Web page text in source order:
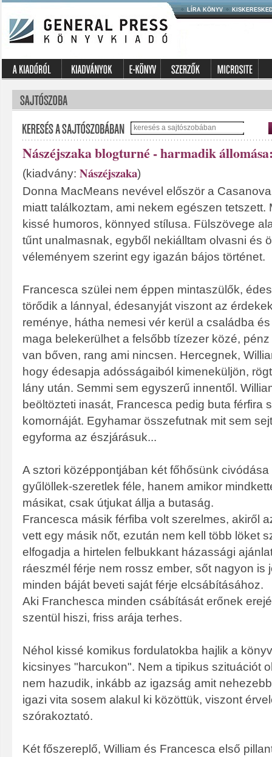
LÍRA KÖNYV
Nászéjszaka blogturné - harmadik
(kiadvány: Nászéjszaka)
Donna MacMeans nevével először a
miatt találkoztam, ami nekem egészen tetszett.
kissé humoros, könnyed stílusa. Fülszövege
tűnt unalmasnak, egyből nekiálltam olvasni és
véleményem szerint egy igazán bájos történet.
Francesca szülei nem éppen mintaszülők,
törődik a lánnyal, édesanyját viszont az
reménye, hátha nemesi vér kerül a családba
maga belekerülhet a felsőbb tízezer közé,
van bőven, rang ami nincsen. Hercegnek,
hogy édesapja adósságaiból kimeneküljön,
lány után. Semmi sem egyszerű innentől.
beöltözteti inasát, Francesca pedig buta férfira
komornáját. Egyhamar összefutnak mit sem
egyforma az észjárásuk...
A sztori középpontjában két főhősünk
gyűlöllek-szeretlek féle, hanem amikor
másikat, csak útjukat állja a butaság.
Francesca másik férfiba volt szerelmes, akiről
vett egy másik nőt, ezután nem kell több löket
elfogadja a hirtelen felbukkant házassági
ráeszmél férje nem rossz ember, sőt nagyon is
minden báját beveti saját férje elcsábításához.
Aki Franchesca minden csábítását erőnek
szentül hiszi, friss arája terhes.
Néhol kissé komikus fordulatokba hajlik a
kicsinyes "harcukon". Nem a tipikus szituációt
nem hazudik, inkább az igazság amit
igazi vita sosem alakul ki közöttük, viszont
szórakoztató.
Két főszereplő, William és Francesca első